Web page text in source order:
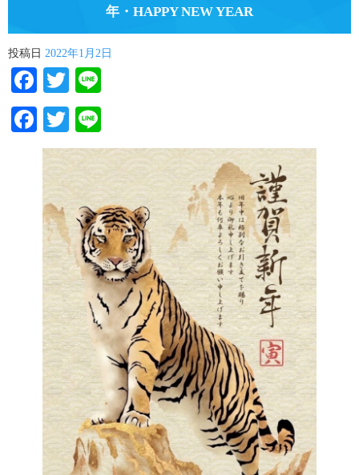
年・HAPPY NEW YEAR
投稿日 2022年1月2日
Facebook
Twitter
Facebook
Twitter